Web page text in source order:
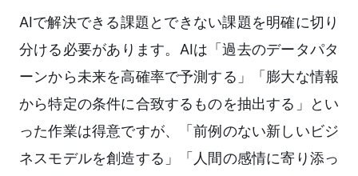
AIで解決できる課題とできない課題を明確に切り
分ける必要があります。AIは「過去のデータパタ
ーンから未来を高確率で予測する」「膨大な情報
から特定の条件に合致するものを抽出する」とい
った作業は得意ですが、「前例のない新しいビジ
ネスモデルを創造する」「人間の感情に寄り添っ